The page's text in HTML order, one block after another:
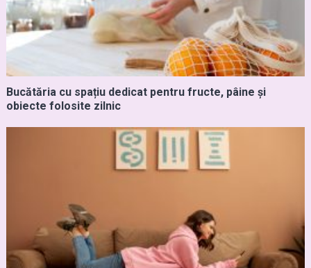
Bucătăria cu spațiu dedicat pentru fructe, pâine și
obiecte folosite zilnic